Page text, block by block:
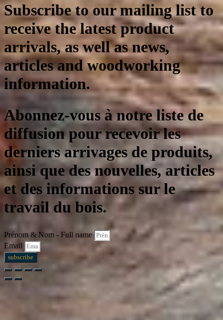
Subscribe to our mailing list to
receive the latest product
arrivals, as well as news,
articles and woodworking
information.
Abonnez-vous à notre liste de
diffusion pour recevoir les
derniers arrivages de produits,
ainsi que des nouvelles, articles
et des informations sur le
travail du bois.
Prénom & Nom - Full name
Email
subscribe